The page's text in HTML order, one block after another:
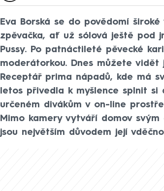
Eva Borská se do povědomí
zpěvačka, ať už sólová ještě pod
Pussy. Po patnáctileté pěvecké
moderátorkou. Dnes můžete
Receptář prima nápadů, kde má
letos přivedla k myšlence splnit
určeném divákům v on-line
Mimo kamery vytváří domov
jsou největším důvodem její